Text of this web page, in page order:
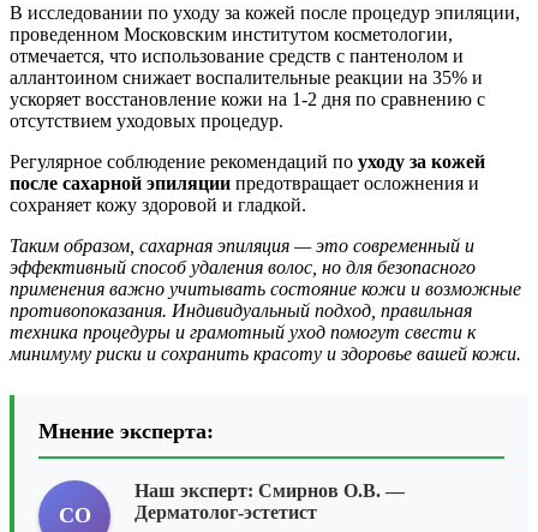
В исследовании по уходу за кожей после процедур эпиляции,
проведенном Московским институтом косметологии,
отмечается, что использование средств с пантенолом и
аллантоином снижает воспалительные реакции на 35% и
ускоряет восстановление кожи на 1-2 дня по сравнению с
отсутствием уходовых процедур.
Регулярное соблюдение рекомендаций по уходу за кожей
после сахарной эпиляции предотвращает осложнения и
сохраняет кожу здоровой и гладкой.
Таким образом, сахарная эпиляция — это современный и
эффективный способ удаления волос, но для безопасного
применения важно учитывать состояние кожи и возможные
противопоказания. Индивидуальный подход, правильная
техника процедуры и грамотный уход помогут свести к
минимуму риски и сохранить красоту и здоровье вашей кожи.
Мнение эксперта:
СО
Наш эксперт: Смирнов О.В. —
Дерматолог-эстетист